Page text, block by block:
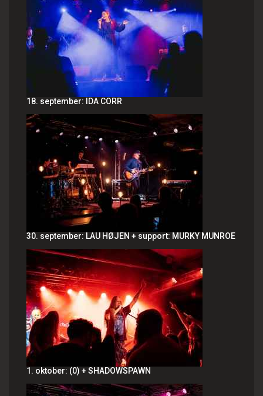
18. september: IDA CORR
30. september: LAU HØJEN + support: MURKY MUNROE
1. oktober: (0) + SHADOWSPAWN